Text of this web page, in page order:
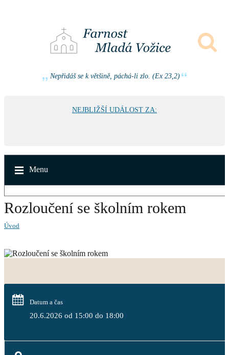
Nepřidáš se k většině, páchá-li zlo. (Ex 23,2)
NEJBLIŽŠÍ UDÁLOST ZA:
Menu
Rozloučení se školním rokem
Úvod
Datum a čas
20.6.2026 od 15:00 do 18:00